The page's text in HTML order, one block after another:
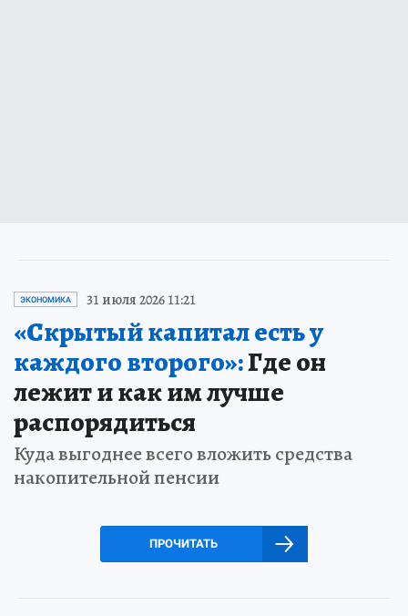
ЭКОНОМИКА 31 июля 2026 11:21
«Скрытый капитал есть у
каждого второго»:Где он
лежит и как им лучше
распорядиться
Куда выгоднее всего вложить средства
накопительной пенсии
ПРОЧИТАТЬ